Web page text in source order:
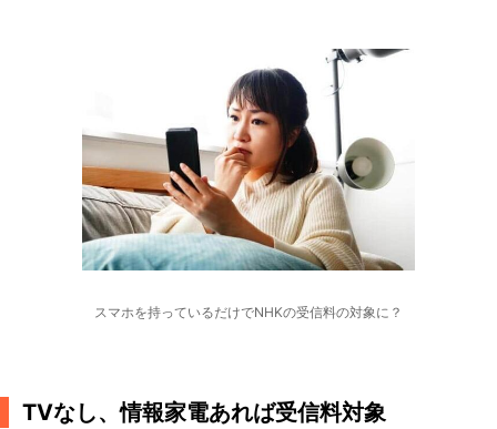
スマホを持っているだけでNHKの受信料の対象に？
TVなし、情報家電あれば受信料対象